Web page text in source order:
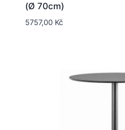
(Ø 70cm)
5757,00 Kč